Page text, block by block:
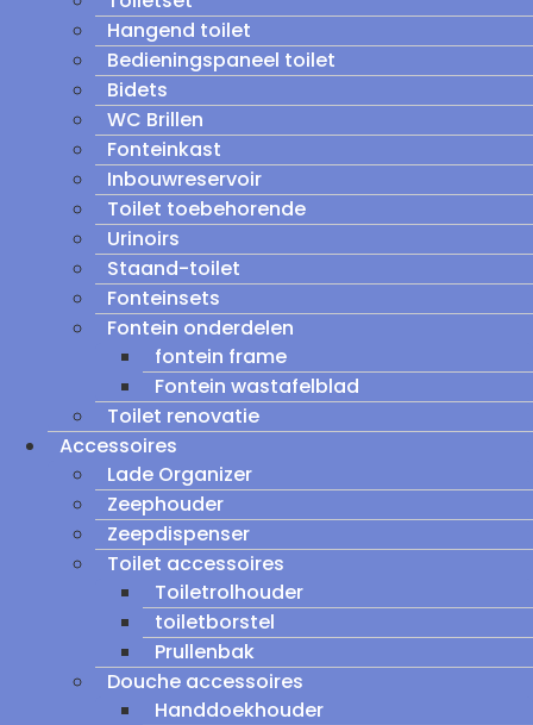
Hangend toilet
Bedieningspaneel toilet
Bidets
WC Brillen
Fonteinkast
Inbouwreservoir
Toilet toebehorende
Urinoirs
Staand-toilet
Fonteinsets
Fontein onderdelen
fontein frame
Fontein wastafelblad
Toilet renovatie
Accessoires
Lade Organizer
Zeephouder
Zeepdispenser
Toilet accessoires
Toiletrolhouder
toiletborstel
Prullenbak
Douche accessoires
Handdoekhouder